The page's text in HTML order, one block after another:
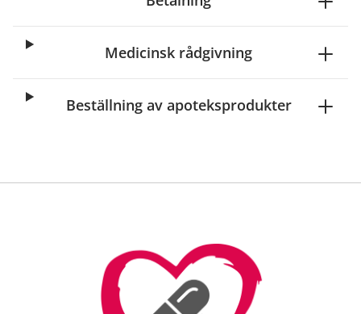
Medicinsk rådgivning
Beställning av apoteksprodukter